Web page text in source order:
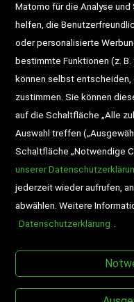
Newsletter
Veranstaltungen
BESUCHEN
Matomo für die Analyse
helfen, die
oder personalisierte
bestimmte Funktionen (z.
können selbst entscheiden,
zustimmen. Sie können
auf die Schaltfläche „Alle
Auswahl treffen
Schaltfläche „Notwendige
unserer
jederzeit wieder aufrufen,
abwählen. Weitere
Datenschutzerklärung